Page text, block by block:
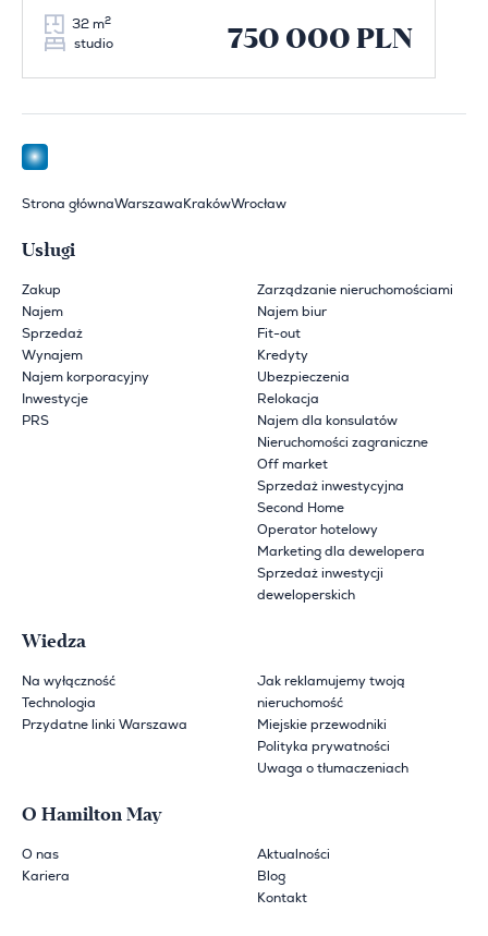
32 m2
studio 750 000 PLN
Strona głównaWarszawa KrakówWrocław
Usługi
Zakup
Najem
Sprzedaż
Wynajem
Najem korporacyjny
Inwestycje
PRS
Zarządzanie nieruchomościami
Najem biur
Fit-out
Kredyty
Ubezpieczenia
Relokacja
Najem dla konsulatów
Nieruchomości zagraniczne
Off market
Sprzedaż inwestycyjna
Second Home
Operator hotelowy
Marketing dla dewelopera
Sprzedaż inwestycji
deweloperskich
Wiedza
Na wyłączność
Technologia
Przydatne linki Warszawa
Jak reklamujemy twoją
nieruchomość
Miejskie przewodniki
Polityka prywatności
Uwaga o tłumaczeniach
O Hamilton May
O nas
Kariera
Aktualności
Blog
Kontakt